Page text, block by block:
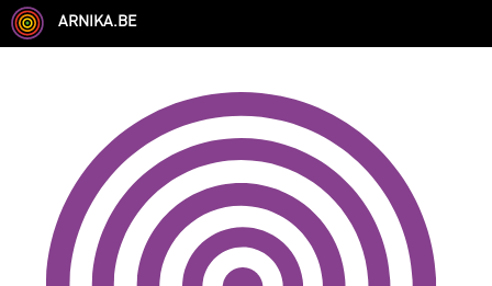
ARNIKA.BE
AUTRE COMPÉTENCE TYPE
LANGUES PARLÉES ÉCOLE